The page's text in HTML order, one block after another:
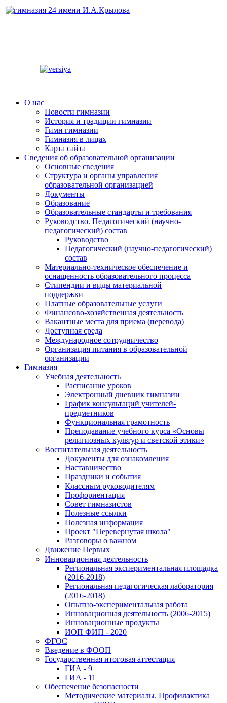
О нас
Новости гимназии
История и традиции гимназии
Гимн гимназии
Гимназия в лицах
Карта сайта
Сведения об образовательной организации
Основные сведения
Структура и органы управления
образовательной организацией
Документы
Образование
Образовательные стандарты и требования
Руководство. Педагогический (научно-
педагогический) состав
Руководство
Педагогический (научно-педагогический)
состав
Материально-техническое обеспечение и
оснащенность образовательного процесса
Стипендии и виды материальной
поддержки
Платные образовательные услуги
Финансово-хозяйственная деятельность
Вакантные места для приема (перевода)
Доступная среда
Международное сотрудничество
Организация питания в образовательной
организации
Гимназия
Учебная деятельность
Расписание уроков
Электронный дневник гимназии
График консультаций учителей-
предметников
Функциональная грамотность
Преподавание учебного курса «Основы
религиозных культур и светской этики»
Воспитательная деятельность
Документы для ознакомления
Наставничество
Праздники и события
Классным руководителям
Профориентация
Совет гимназистов
Полезные ссылки
Полезная информация
Проект "Перевернутая школа"
Разговоры о важном
Движение Первых
Инновационная деятельность
Региональная экспериментальная площадка
(2016-2018)
Региональная педагогическая лаборатория
(2016-2018)
Опытно-экспериментальная работа
Инновационная деятельность (2006-2015)
Инновационные продукты
ИОП ФИП - 2020
ФГОС
Введение в ФООП
Государственная итоговая аттестация
ГИА - 9
ГИА - 11
Обеспечение безопасности
Методические материалы. Профилактика